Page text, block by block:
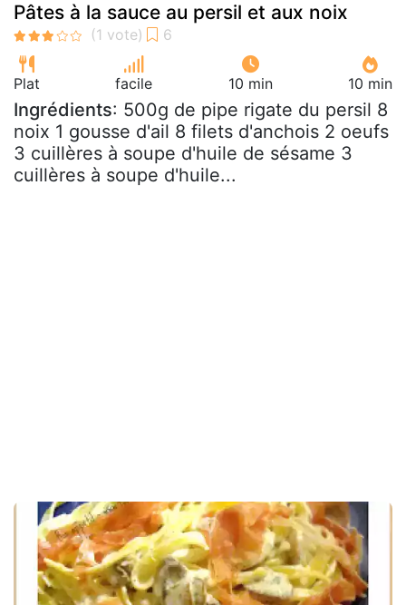
Pâtes à la sauce au persil et aux noix
Plat facile 10 min 10 min
Ingrédients: 500g de pipe rigate du persil 8
noix 1 gousse d'ail 8 filets d'anchois 2 oeufs
3 cuillères à soupe d'huile de sésame 3
cuillères à soupe d'huile...